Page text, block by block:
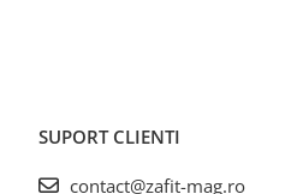
SUPORT CLIENTI
contact@zafit-mag.ro